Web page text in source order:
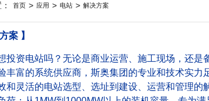
首页 > 应用 > 电站 > 解决方案
案 】
电站吗？无论是商业运营、施工现场，还是
丰富的系统供应商，斯奥集团的专业和技术实
和灵活的电站选型、选址到建设、运营和管理